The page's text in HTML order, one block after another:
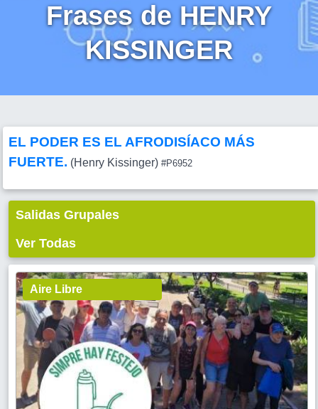
Frases de HENRY
KISSINGER
EL PODER ES EL AFRODISÍACO MÁS
FUERTE. (Henry Kissinger) #P6952
Salidas Grupales
Ver Todas
Aire Libre